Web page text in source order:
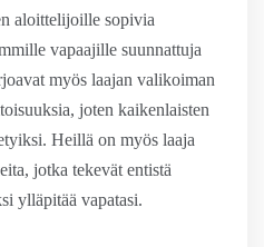
aloittelijoille sopivia
vapaajille suunnattuja
myös laajan valikoiman
joten kaikenlaisten
Heillä on myös laaja
jotka tekevät entistä
ylläpitää vapatasi.